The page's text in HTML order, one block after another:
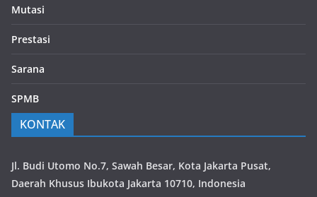
Mutasi
Prestasi
Sarana
SPMB
KONTAK
Jl. Budi Utomo No.7, Sawah Besar, Kota Jakarta Pusat,
Daerah Khusus Ibukota Jakarta 10710, Indonesia